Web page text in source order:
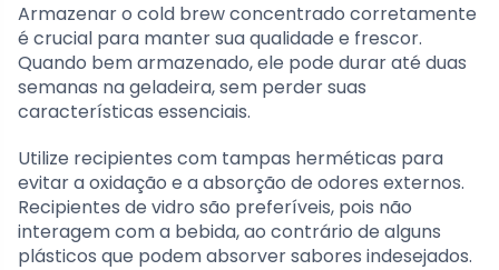
Armazenar o cold brew concentrado corretamente
é crucial para manter sua qualidade e frescor.
Quando bem armazenado, ele pode durar até duas
semanas na geladeira, sem perder suas
características essenciais.
Utilize recipientes com tampas herméticas para
evitar a oxidação e a absorção de odores externos.
Recipientes de vidro são preferíveis, pois não
interagem com a bebida, ao contrário de alguns
plásticos que podem absorver sabores indesejados.